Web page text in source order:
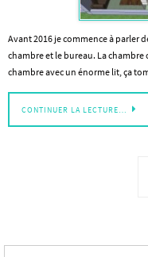
Avant 2016 je commence à parler
chambre et le bureau. La
chambre avec un énorme lit, ça
CONTINUER LA LECTURE…